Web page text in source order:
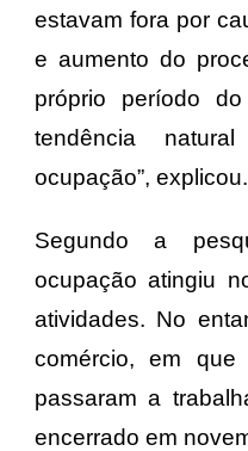
estavam fora por
e aumento do
próprio período
tendência
ocupação”, explicou.
Segundo a
ocupação atingiu
atividades. No
comércio, em
passaram a
encerrado em